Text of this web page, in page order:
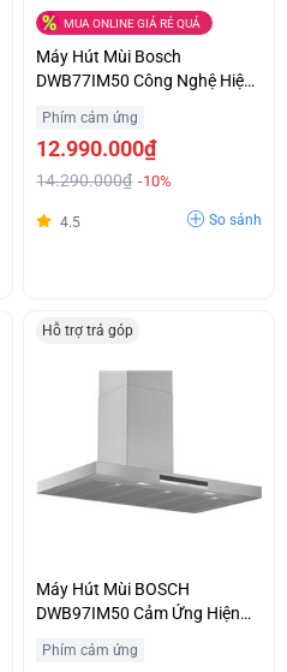
MUA ONLINE GIÁ RẺ QUÁ
Máy Hút Mùi Bosch
DWB77IM50 Công Nghệ Hiện
Phím cảm ứng
12.990.000₫
14.290.000₫ -10%
4.5 So sánh
Hỗ trợ trả góp
Máy Hút Mùi BOSCH
DWB97IM50 Cảm Ứng Hiện
Phím cảm ứng